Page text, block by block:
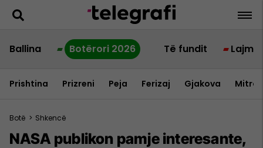
Ballina Botërori 2026 Të fundit Lajme
Prishtina Prizreni Peja Ferizaj Gjakova
Botë > Shkencë
NASA publikon pamje interesante,